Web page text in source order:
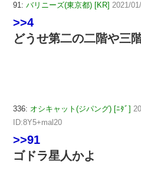
91: バリニーズ(東京都) [KR] 2021/
>>4
どうせ第二の二階や三
336: オシキャット(ジパング) [ﾆﾀﾞ]
ID:8Y5+mal20
>>91
ゴドラ星人かよ